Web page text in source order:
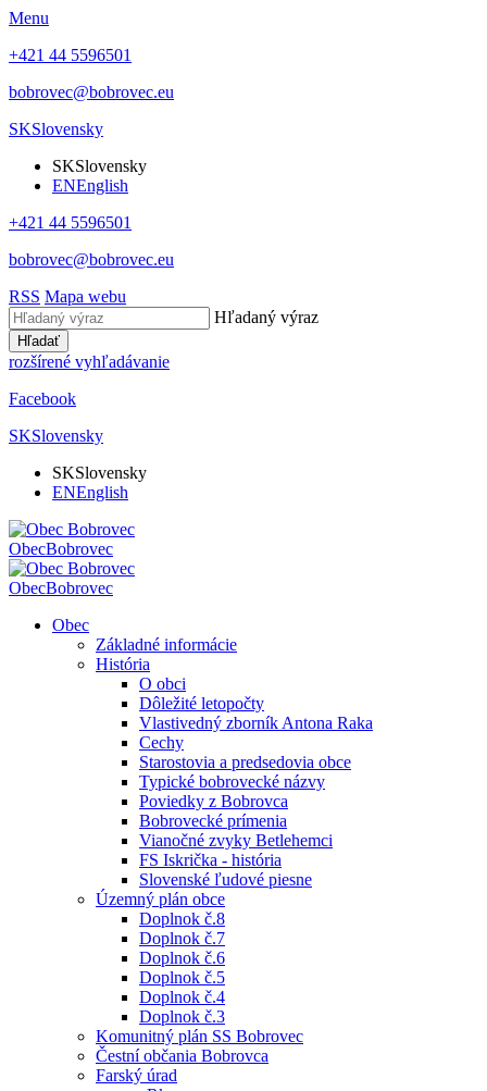
Menu
+421 44 5596501
bobrovec@bobrovec.eu
SKSlovensky
SKSlovensky
ENEnglish
+421 44 5596501
bobrovec@bobrovec.eu
RSS Mapa webu
Hľadaný výraz
Hľadať
rozšírené vyhľadávanie
Facebook
SKSlovensky
SKSlovensky
ENEnglish
ObecBobrovec
ObecBobrovec
Obec
Základné informácie
História
O obci
Dôležité letopočty
Vlastivedný zborník Antona Raka
Cechy
Starostovia a predsedovia obce
Typické bobrovecké názvy
Poviedky z Bobrovca
Bobrovecké prímenia
Vianočné zvyky Betlehemci
FS Iskrička - história
Slovenské ľudové piesne
Územný plán obce
Doplnok č.8
Doplnok č.7
Doplnok č.6
Doplnok č.5
Doplnok č.4
Doplnok č.3
Komunitný plán SS Bobrovec
Čestní občania Bobrovca
Farský úrad